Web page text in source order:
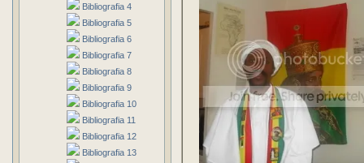
Bibliografia 4
Bibliografia 5
Bibliografia 6
Bibliografia 7
Bibliografia 8
Bibliografia 9
Bibliografia 10
Bibliografia 11
Bibliografia 12
Bibliografia 13